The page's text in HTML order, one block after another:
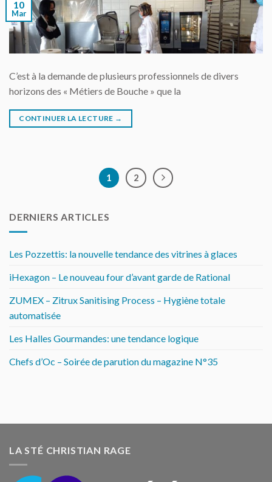
10
Mar
C’est à la demande de plusieurs professionnels de divers
horizons des « Métiers de Bouche » que la
CONTINUER LA LECTURE →
1 2
DERNIERS ARTICLES
Les Pozzettis: la nouvelle tendance des vitrines à glaces
iHexagon – Le nouveau four d’avant garde de Rational
ZUMEX – Zitrux Sanitising Process – Hygiène totale
automatisée
Les Halles Gourmandes: une tendance logique
Chefs d’Oc – Soirée de parution du magazine N°35
LA STÉ CHRISTIAN RAGE